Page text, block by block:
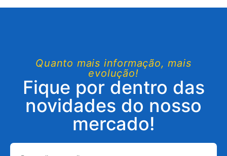
Quanto mais informação, mais
evolução!
Fique por dentro das
novidades do nosso
mercado!